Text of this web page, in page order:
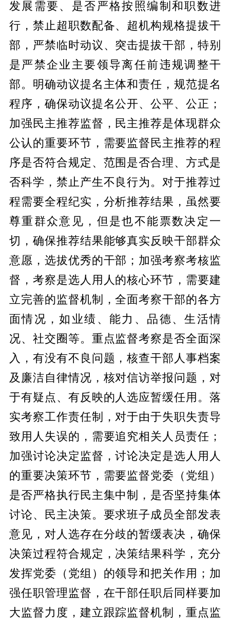
发展需要、是否严格按照编制和职数进
行，禁止超职数配备、超机构规格提拔干
部，严禁临时动议、突击提拔干部，特别
是严禁企业主要领导离任前违规调整干
部。明确动议提名主体和责任，规范提名
程序，确保动议提名公开、公平、公正；
加强民主推荐监督，民主推荐是体现群众
公认的重要环节，需要监督民主推荐的程
序是否符合规定、范围是否合理、方式是
否科学，禁止产生不良行为。对于推荐过
程需要全程纪实，分析推荐结果，虽然要
尊重群众意见，但是也不能票数决定一
切，确保推荐结果能够真实反映干部群众
意愿，选拔优秀的干部；加强考察考核监
督，考察是选人用人的核心环节，需要建
立完善的监督机制，全面考察干部的各方
面情况，如业绩、能力、品德、生活情
况、社交圈等。重点监督考察是否全面深
入，有没有不良问题，核查干部人事档案
及廉洁自律情况，核对信访举报问题，对
于有疑点、有反映的人选应暂缓任用。落
实考察工作责任制，对于由于失职失责导
致用人失误的，需要追究相关人员责任；
加强讨论决定监督，讨论决定是选人用人
的重要决策环节，需要监督党委（党组）
是否严格执行民主集中制，是否坚持集体
讨论、民主决策。要求班子成员全部发表
意见，对人选存在分歧的暂缓表决，确保
决策过程符合规定，决策结果科学，充分
发挥党委（党组）的领导和把关作用；加
强任职管理监督，在干部任职后同样要加
大监督力度，建立跟踪监督机制，重点监